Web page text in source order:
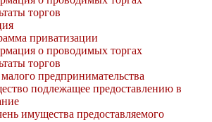
торгов
приватизации
о проводимых торгах
торгов
предпринимательства
подлежащее предоставлению в
имущества предоставляемого